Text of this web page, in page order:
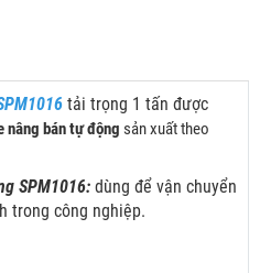
tải trọng 1 tấn được
nâng bán tự động sản xuất theo
SPM1016: dùng để vận chuyển
trong công nghiệp.